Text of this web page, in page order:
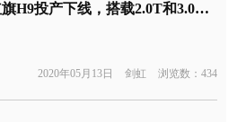
红旗H9投产下线，搭载2.0T和3.0T动力将于6月上市
2020年05月13日 剑虹 浏览数：434